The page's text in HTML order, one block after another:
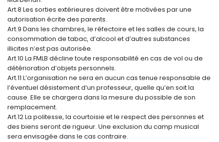
Art.8 Les sorties extérieures doivent être motivées par une
autorisation écrite des parents.
Art.9 Dans les chambres, le réfectoire et les salles de cours, la
consommation de tabac, d’alcool et d’autres substances
illicites n’est pas autorisée.
Art.10 La FMLB décline toute responsabilité en cas de vol ou de
détérioration d’objets personnels.
Art.11 L’organisation ne sera en aucun cas tenue responsable de
l’éventuel désistement d’un professeur, quelle qu’en soit la
cause. Elle se chargera dans la mesure du possible de son
remplacement.
Art.12 La politesse, la courtoisie et le respect des personnes et
des biens seront de rigueur. Une exclusion du camp musical
sera envisagée dans le cas contraire.